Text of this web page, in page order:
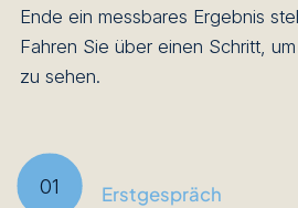
Ende ein messbares Ergebnis
Fahren Sie über einen Schritt,
zu sehen.
01 Erstgespräch